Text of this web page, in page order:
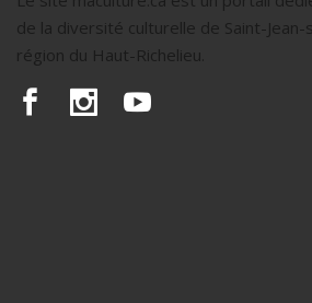
de la diversité culturelle de Saint-
région du Haut-Richelieu.